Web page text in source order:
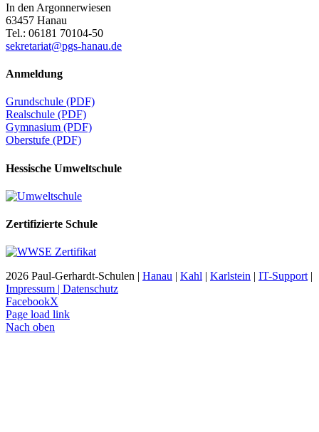
In den Argonnerwiesen
63457 Hanau
Tel.: 06181 70104-50
sekretariat@pgs-hanau.de
Anmeldung
Grundschule (PDF)
Realschule (PDF)
Gymnasium (PDF)
Oberstufe (PDF)
Hessische Umweltschule
Zertifizierte Schule
2026 Paul-Gerhardt-Schulen | Hanau | Kahl | Karlstein | IT-Support |
Impressum | Datenschutz
FacebookX
Page load link
Nach oben